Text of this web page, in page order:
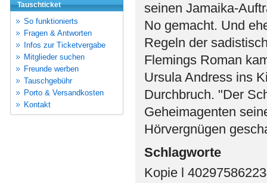
Tauschticket
So funktionierts
Fragen & Antworten
Infos zur Ticketvergabe
Mitglieder suchen
Freunde werben
Tauschgebühr
Porto & Versandkosten
Kontakt
seinen Jamaika-
No gemacht. Und
Regeln der
Flemings Roman
Ursula Andress ins
Durchbruch. "Der
Geheimagenten
Hörvergnügen
Schlagworte
Kopie l